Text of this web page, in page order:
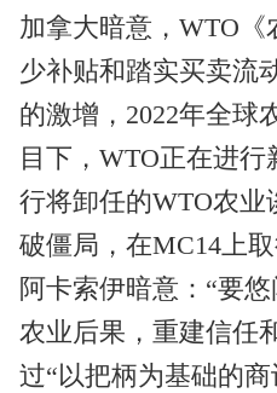
加拿大暗意，WTO
少补贴和踏实买卖流
的激增，2022年全球
目下，WTO正在进
行将卸任的WTO农
破僵局，在MC14上
阿卡索伊暗意：“要
农业后果，重建信任
过“以把柄为基础的